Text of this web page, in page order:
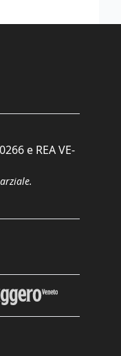
e REA VE-